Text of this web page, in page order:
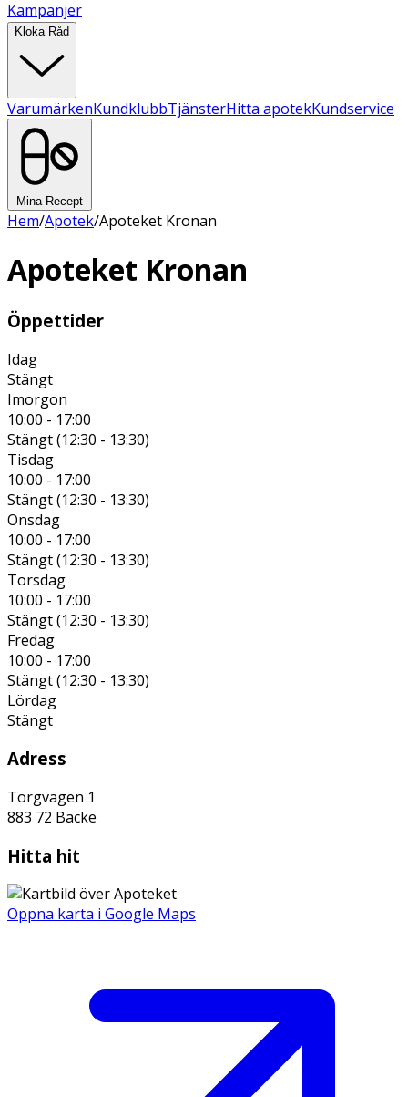
Kampanjer
Kloka Råd
VarumärkenKundklubbTjänsterHitta apotekKundservice
Mina Recept
Hem/Apotek/Apoteket Kronan
Apoteket Kronan
Öppettider
Idag
Stängt
Imorgon
10:00 - 17:00
Stängt (12:30 - 13:30)
Tisdag
10:00 - 17:00
Stängt (12:30 - 13:30)
Onsdag
10:00 - 17:00
Stängt (12:30 - 13:30)
Torsdag
10:00 - 17:00
Stängt (12:30 - 13:30)
Fredag
10:00 - 17:00
Stängt (12:30 - 13:30)
Lördag
Stängt
Adress
Torgvägen 1
883 72 Backe
Hitta hit
Öppna karta i Google Maps